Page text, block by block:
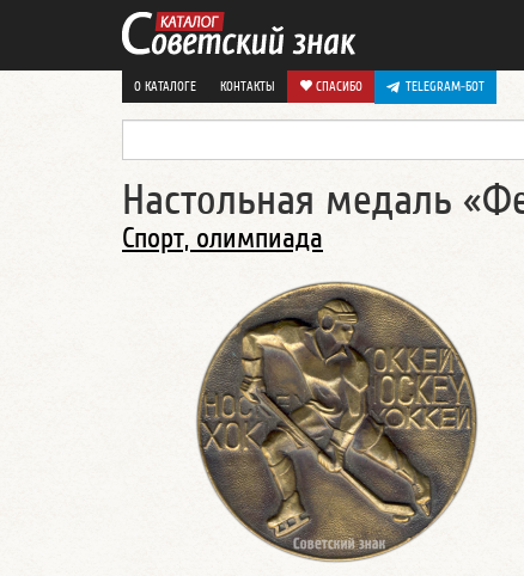
О КАТАЛОГЕ КОНТАКТЫ СПАСИБО TELEGRAM-БОТ
Настольная медаль
Спорт, олимпиада